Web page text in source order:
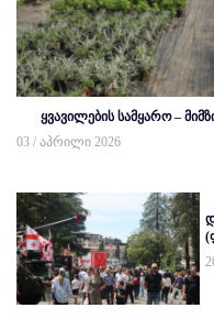
ყვავილების სამყარო –
03 / აპრილი 2026